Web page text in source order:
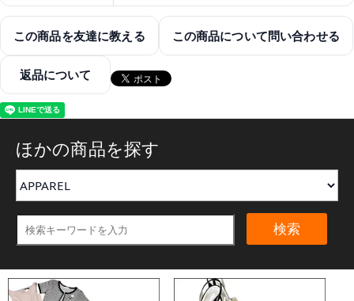
この商品を友達に教える この商品について問い合わせる
返品について
ほかの商品を探す
検索